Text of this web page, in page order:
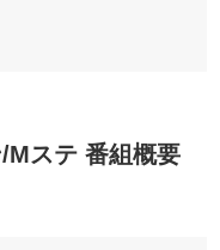
Mステ 番組概要